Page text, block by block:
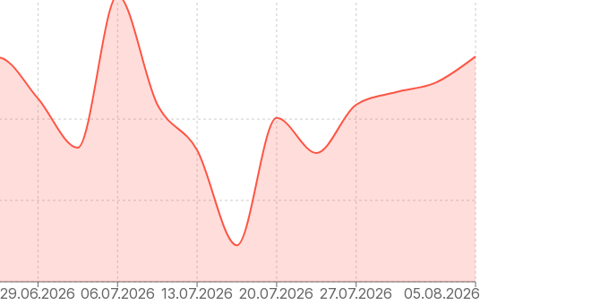
29.06.2026 06.07.2026 13.07.2026 20.07.2026 27.07.2026 05.08.2026